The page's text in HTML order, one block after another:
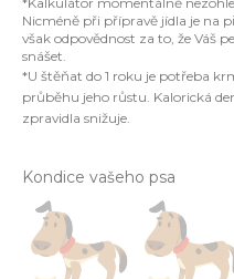
Nicméně při přípravě jídla je na
však odpovědnost za to, že Váš
snášet.
*U štěňat do 1 roku je potřeba
průběhu jeho růstu. Kalorická
zpravidla snižuje.
Kondice vašeho psa
u
j
e
m
e